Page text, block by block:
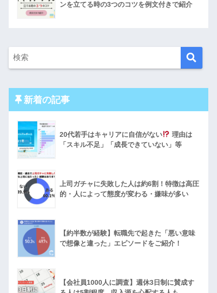
ンを立てる時の3つのコツを例文付きで紹介
新着の記事
20代若手はキャリアに自信がない
理由は
「スキル不足」「成長できていない」等
上司ガチャに失敗した人は約6割！特徴は高圧
的・人によって態度が変わる・嫌味が多い
【約半数が経験】転職先で起きた「悪い意味
で想像と違った」エピソードをご紹介！
【会社員1000人に調査】週休3日制に賛成す